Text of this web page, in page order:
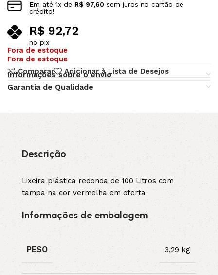
Em até1x de R$ 97,60 sem juros no cartão de
crédito!
R$ 92,72
no pix
Fora de estoque
Fora de estoque
Comparar
Adicionar à Lista de Desejos
Informações sobre o envio
Garantia de Qualidade
Descrição
Lixeira plástica redonda de 100 Litros com
tampa na cor vermelha em oferta
Informações de embalagem
PESO 3,29 kg